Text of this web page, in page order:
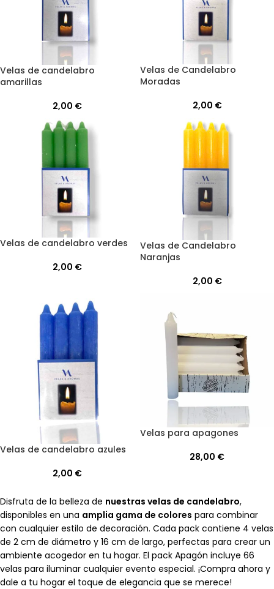
Velas de candelabro
amarillas
2,00 €
Velas de Candelabro
Moradas
2,00 €
Velas de candelabro verdes
2,00 €
Velas de Candelabro
Naranjas
2,00 €
Velas de candelabro azules
2,00 €
Velas para apagones
28,00 €
Disfruta de la belleza de nuestras velas de candelabro,
disponibles en una amplia gama de colores para combinar
con cualquier estilo de decoración. Cada pack contiene 4 velas
de 2 cm de diámetro y 16 cm de largo, perfectas para crear un
ambiente acogedor en tu hogar. El pack Apagón incluye 66
velas para iluminar cualquier evento especial. ¡Compra ahora y
dale a tu hogar el toque de elegancia que se merece!